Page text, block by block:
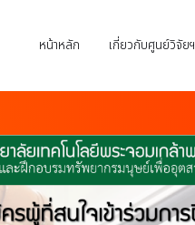
หน้าหลัก เกี่ยวกับศูนย์วิจัยฯ